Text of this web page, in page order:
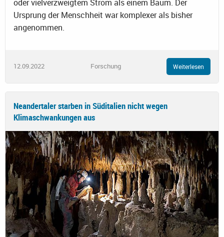
oder vielverzweigtem Strom als einem Baum. Der
Ursprung der Menschheit war komplexer als bisher
angenommen.
12.09.2022 Forschung Weiterlesen
Neandertaler starben in Süditalien nicht wegen
Klimaschwankungen aus